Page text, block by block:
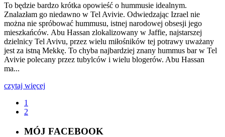
To będzie bardzo krótka opowieść o hummusie idealnym.
Znalazłam go niedawno w Tel Avivie. Odwiedzając Izrael nie
można nie spróbować hummusu, istnej narodowej obsesji jego
mieszkańców. Abu Hassan zlokalizowany w Jaffie, najstarszej
dzielnicy Tel Avivu, przez wielu miłośników tej potrawy uważany
jest za istną Mekkę. To chyba najbardziej znany hummus bar w Tel
Avivie polecany przez tubylców i wielu blogerów. Abu Hassan
ma...
czytaj więcej
1
2
MÓJ FACEBOOK